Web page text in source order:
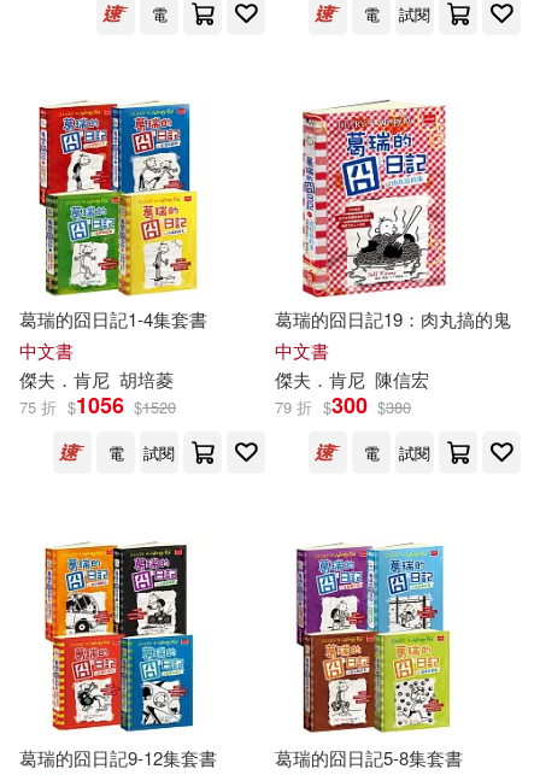
可海外宅配(48)
可港澳店取(43)
可新加坡店取(43)
可菲律賓店取(44)
電子書
其他 (可複選)
現在可購買商品(54)
作者/演唱/譯/編/繪(68)
電
電 試閱
葛瑞的囧日記1-4集套書
中文書
傑夫 ． 肯尼 胡培菱
75 折 $1056 $1520
電
試閱
葛瑞的囧日記19：肉丸搞的鬼
中文書
傑夫 ． 肯尼 陳信宏
79 折 $300 $380
電
試閱
葛瑞的囧日記9-12集套書
葛瑞的囧日記5-8集套書